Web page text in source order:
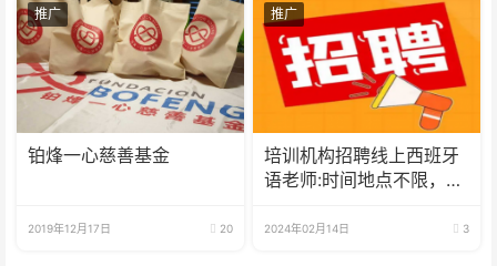
推广
铂烽一心慈善基金
2019年12月17日 20
推广
培训机构招聘线上西班牙
语老师:时间地点不限，可
2024年02月14日 3